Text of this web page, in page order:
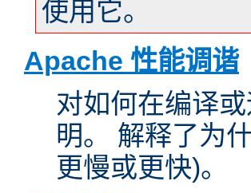
使用它。
Apache 性能调谐
对如何在编译
明。 解释了为
更慢或更快)。